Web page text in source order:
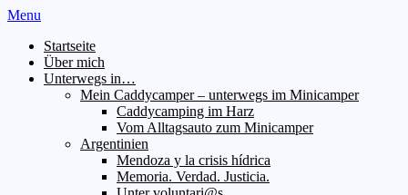
Menu
Startseite
Über mich
Unterwegs in…
Mein Caddycamper – unterwegs im Minicamper
Caddycamping im Harz
Vom Alltagsauto zum Minicamper
Argentinien
Mendoza y la crisis hídrica
Memoria. Verdad. Justicia.